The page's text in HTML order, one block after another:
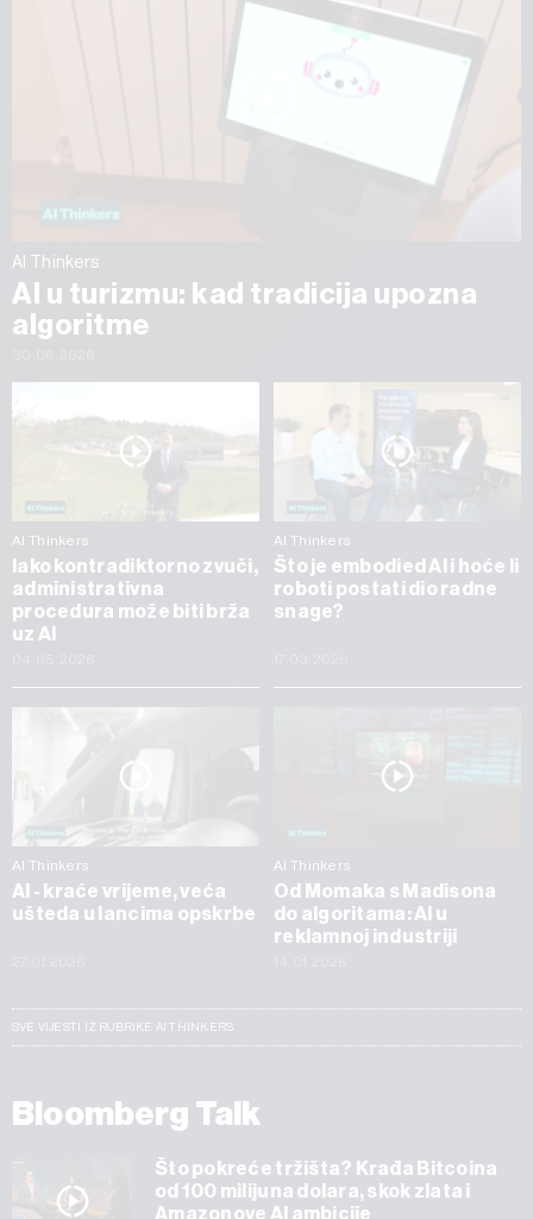
AI Thinkers
AI u turizmu: kad tradicija upozna
algoritme
AI Thinkers
Iako kontradiktorno zvuči,
administrativna
procedura može biti brža
uz AI
AI Thinkers
Što je embodied AI i hoće li
roboti postati dio radne
snage?
AI Thinkers
AI - kraće vrijeme, veća
ušteda u lancima opskrbe
AI Thinkers
Od Momaka s Madisona
do algoritama: AI u
reklamnoj industriji
SVE VIJESTI IZ RUBRIKE AI THINKERS
Bloomberg Talk
Što pokreće tržišta? Krađa Bitcoina
od 100 milijuna dolara, skok zlata i
Amazonove AI ambicije